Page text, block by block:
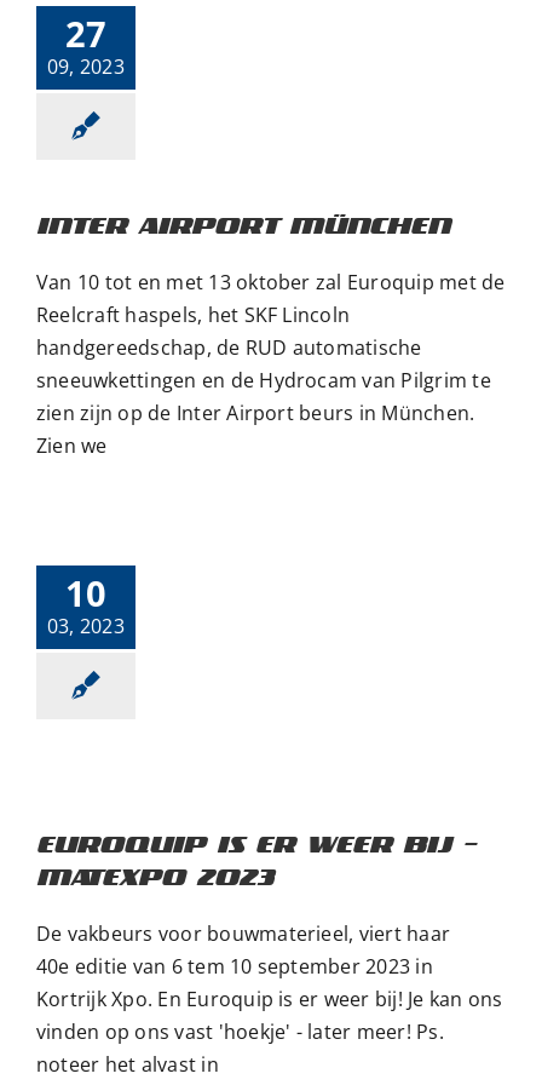
27
09, 2023
INTER AIRPORT MÜNCHEN
Van 10 tot en met 13 oktober zal Euroquip met de
Reelcraft haspels, het SKF Lincoln
handgereedschap, de RUD automatische
sneeuwkettingen en de Hydrocam van Pilgrim te
zien zijn op de Inter Airport beurs in München.
Zien we
10
03, 2023
Euroquip is er
EUROQUIP IS ER WEER BIJ –
MATEXPO 2023
De vakbeurs voor bouwmaterieel, viert haar
40e editie van 6 tem 10 september 2023 in
Kortrijk Xpo. En Euroquip is er weer bij! Je kan ons
vinden op ons vast 'hoekje' - later meer! Ps.
noteer het alvast in